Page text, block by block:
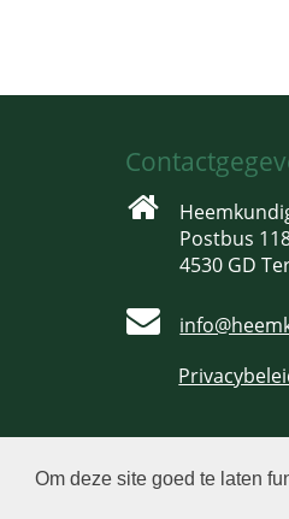
Om deze site goed te laten
Postbus
4530 GD